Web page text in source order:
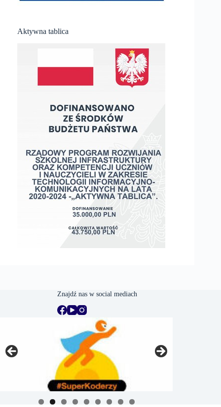
Aktywna tablica
Znajdź nas w social mediach